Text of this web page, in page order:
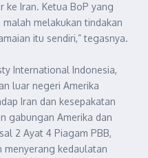
ke Iran. Ketua BoP yang
melakukan tindakan
itu sendiri,” tegasnya.
International Indonesia,
luar negeri Amerika
Iran dan kesepakatan
gabungan Amerika dan
2 Ayat 4 Piagam PBB,
menyerang kedaulatan